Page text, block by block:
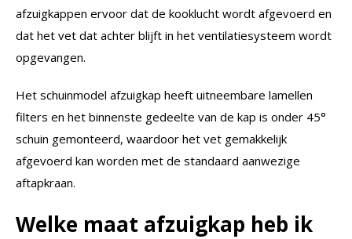
afzuigkappen ervoor dat de kooklucht wordt afgevoerd en
dat het vet dat achter blijft in het ventilatiesysteem wordt
opgevangen.
Het schuinmodel afzuigkap heeft uitneembare lamellen
filters en het binnenste gedeelte van de kap is onder 45°
schuin gemonteerd, waardoor het vet gemakkelijk
afgevoerd kan worden met de standaard aanwezige
aftapkraan.
Welke maat afzuigkap heb ik